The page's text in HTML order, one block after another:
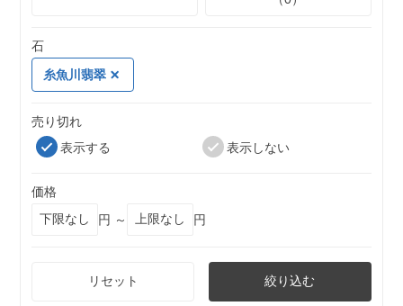
石
糸魚川翡翠
売り切れ
表示する
表示しない
価格
円 ～
円
リセット 絞り込む